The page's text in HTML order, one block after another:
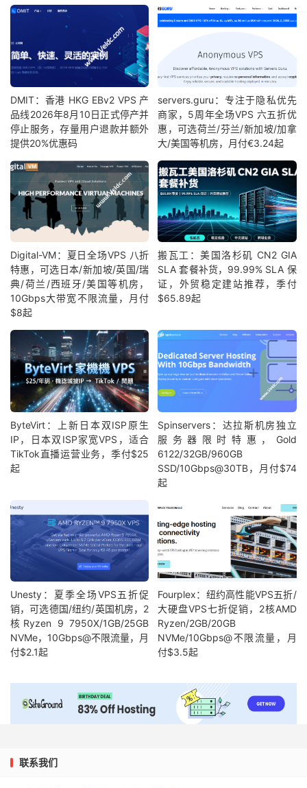
DMIT：香港 HKG EBv2 VPS 产
品线2026年8月10日正式停产并
停止服务，存量用户退款并额外
提供20%优惠码
servers.guru：专注于隐私优先
商家，5周年全场VPS 六五折优
惠，可选荷兰/芬兰/新加坡/加拿
大/美国等机房，月付€3.24起
Digital-VM：夏日全场VPS 八折
特惠，可选日本/新加坡/英国/瑞
典/荷兰/西班牙/美国等机房，
10Gbps大带宽不限流量，月付
$8起
搬瓦工：美国洛杉矶 CN2 GIA
SLA 套餐补货，99.99% SLA 保
证，外贸稳定建站推荐，季付
$65.89起
ByteVirt：上新日本双ISP原生
IP，日本双ISP家宽VPS，适合
TikTok直播运营业务，季付$25
起
Spinservers：达拉斯机房独立
服务器限时特惠，Gold
6122/32GB/960GB
SSD/10Gbps@30TB，月付$74
起
Unesty：夏季全场VPS五折促
销，可选德国/纽约/英国机房，2
核Ryzen 9 7950X/1GB/25GB
NVMe，10Gbps@不限流量，月
付$2.1起
Fourplex：纽约高性能VPS五折/
大硬盘VPS七折促销，2核AMD
Ryzen/2GB/20GB
NVMe/10Gbps@不限流量，月
付$3.5起
联系我们